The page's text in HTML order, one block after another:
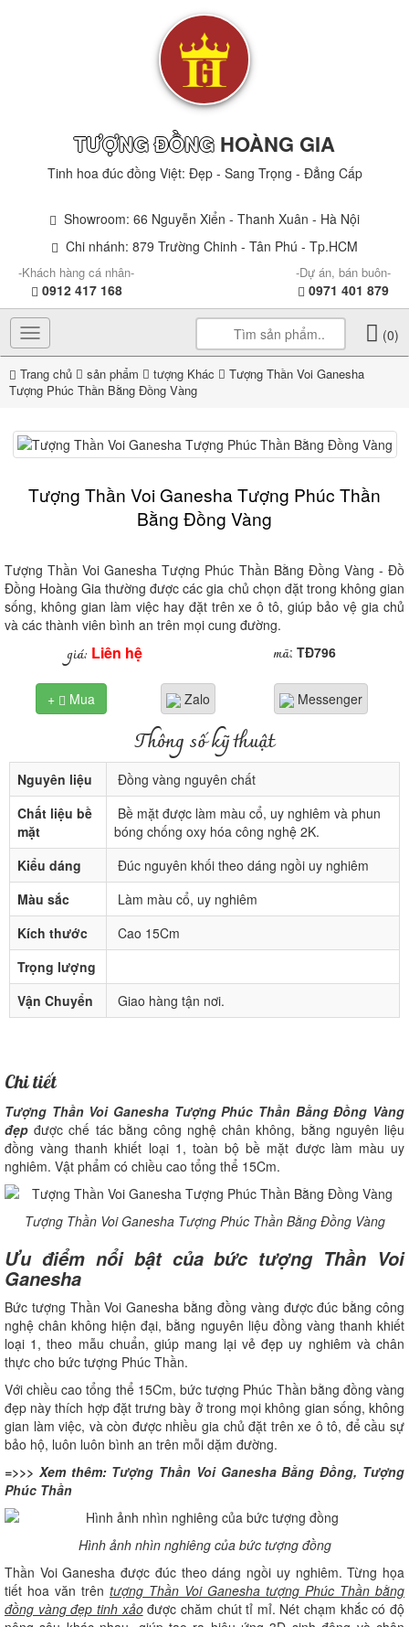
TƯỢNG ĐỒNG HOÀNG GIA
Tinh hoa đúc đồng Việt: Đẹp - Sang Trọng - Đẳng Cấp
Showroom: 66 Nguyễn Xiển - Thanh Xuân - Hà Nội
Chi nhánh: 879 Trường Chinh - Tân Phú - Tp.HCM
-Khách hàng cá nhân-
0912 417 168
-Dự án, bán buôn-
0971 401 879
Toggle
navigation
(0)
Trang chủ sản phẩm tượng Khác
Tượng Thần Voi Ganesha
Tượng Phúc Thần Bằng Đồng Vàng
Tượng Thần Voi Ganesha Tượng Phúc Thần
Bằng Đồng Vàng
Tượng Thần Voi Ganesha Tượng Phúc Thần Bằng Đồng Vàng - Đồ
Đồng Hoàng Gia thường được các gia chủ chọn đặt trong không gian
sống, không gian làm việc hay đặt trên xe ô tô, giúp bảo vệ gia chủ
và các thành viên bình an trên mọi cung đường.
giá: Liên hệ mã: TĐ796
+  Mua Zalo Messenger
Thông số kỹ thuật
Nguyên liệu
Đồng vàng nguyên chất
Chất liệu bề
mặt
Bề mặt được làm màu cổ, uy nghiêm và phun
bóng chống oxy hóa công nghệ 2K.
Kiểu dáng
Đúc nguyên khối theo dáng ngồi uy nghiêm
Màu sắc
Làm màu cổ, uy nghiêm
Kích thước
Cao 15Cm
Trọng lượng
Vận Chuyển
Giao hàng tận nơi.
Chi tiết
Tượng Thần Voi Ganesha Tượng Phúc Thần Bằng Đồng Vàng
đẹp được chế tác bằng công nghệ chân không, bằng nguyên liệu
đồng vàng thanh khiết loại 1, toàn bộ bề mặt được làm màu uy
nghiêm. Vật phẩm có chiều cao tổng thể 15Cm.
Tượng Thần Voi Ganesha Tượng Phúc Thần Bằng Đồng Vàng
Ưu điểm nổi bật của bức tượng Thần Voi
Ganesha
Bức tượng Thần Voi Ganesha bằng đồng vàng được đúc bằng công
nghệ chân không hiện đại, bằng nguyên liệu đồng vàng thanh khiết
loại 1, theo mẫu chuẩn, giúp mang lại vẻ đẹp uy nghiêm và chân
thực cho bức tượng Phúc Thần.
Với chiều cao tổng thể 15Cm, bức tượng Phúc Thần bằng đồng vàng
đẹp này thích hợp đặt trưng bày ở trong mọi không gian sống, không
gian làm việc, và còn được nhiều gia chủ đặt trên xe ô tô, để cầu sự
bảo hộ, luôn luôn bình an trên mỗi dặm đường.
=>>> Xem thêm: Tượng Thần Voi Ganesha Bằng Đồng, Tượng
Phúc Thần
Hình ảnh nhìn nghiêng của bức tượng đồng
Thần Voi Ganesha được đúc theo dáng ngồi uy nghiêm. Từng họa
tiết hoa văn trên tượng Thần Voi Ganesha tượng Phúc Thần bằng
đồng vàng đẹp tinh xảođược chăm chút tỉ mỉ. Nét chạm khắc có độ